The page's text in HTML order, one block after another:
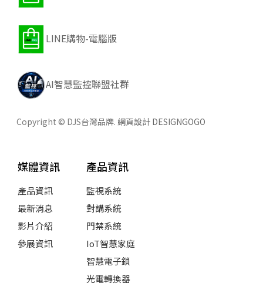
LINE購物-電腦版
AI智慧監控聯盟社群
Copyright © DJS台灣品牌. 網頁設計 DESIGNGOGO
媒體資訊
產品資訊
最新消息
影片介紹
參展資訊
產品資訊
監視系統
對講系統
門禁系統
IoT智慧家庭
智慧電子鎖
光電轉換器